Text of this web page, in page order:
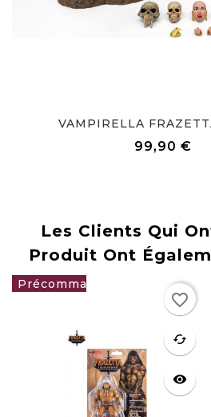
VAMPIRELLA
99,90 €
Les Clients Qui
Produit Ont
favorite
cached
visibility
favorite_border